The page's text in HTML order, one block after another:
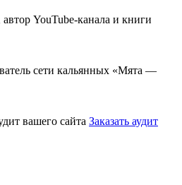
YouTube-канала и книги
сети кальянных «Мята —
вашего сайта Заказать аудит